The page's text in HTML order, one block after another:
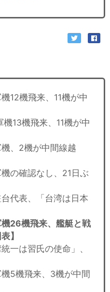
12機飛来、11機が中
13機飛来、11機が中
、2機が中間線越
の確認なし、21日ぶ
代表、「台湾は日本
機26機飛来、艦艇と戦
】
一は習氏の使命」、
5機飛来、3機が中間